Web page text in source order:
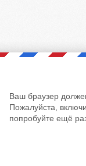
Ваш браузер
Пожалуйста,
попробуйте ещё